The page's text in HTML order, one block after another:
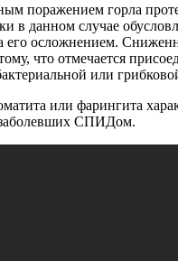
поражением горла
в данном случае
его осложнением.
что отмечается
или
или фарингита
СПИДом.